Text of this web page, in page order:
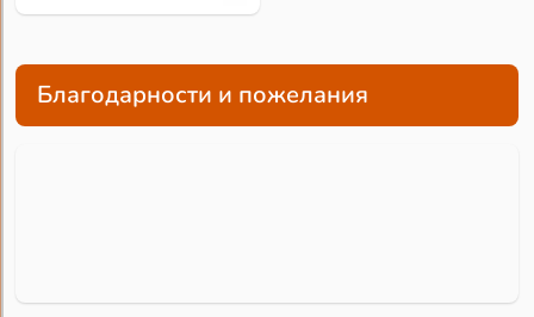
Благодарности и пожелания